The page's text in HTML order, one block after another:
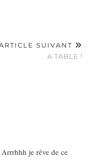
SUIVANT
A TABLE !
je rêve de ce